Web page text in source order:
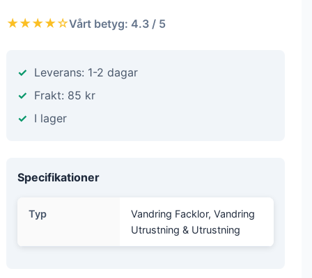
★★★★☆Vårt betyg: 4.3 / 5
Leverans: 1-2 dagar
Frakt: 85 kr
I lager
Specifikationer
Typ
Vandring Facklor, Vandring
Utrustning & Utrustning